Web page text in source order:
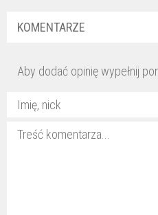
KOMENTARZE
Aby dodać opinię wypełnij